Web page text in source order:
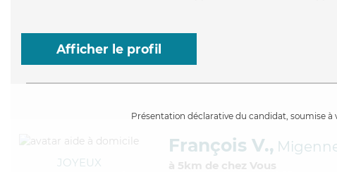
Afficher le profil
Présentation déclarative du candidat, soumise
JOYEUX
François V.,
à 5km de chez Vous